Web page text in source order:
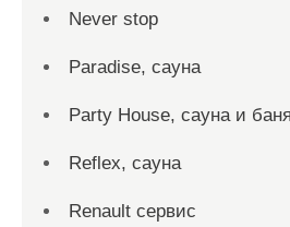
Never stop
Paradise, сауна
Party House, сауна и
Reflex, сауна
Renault сервис